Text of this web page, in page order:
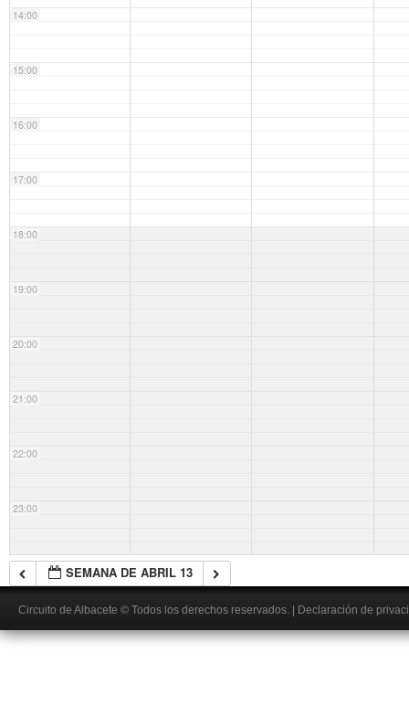
14:00
15:00
16:00
17:00
18:00
19:00
20:00
21:00
22:00
23:00
SEMANA DE ABRIL 13
Circuito de Albacete © Todos los derechos reservados. Declaración de